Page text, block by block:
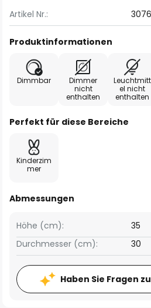
Artikel Nr.:
Produktinformationen
Dimmbar
Dimmer
nicht
enthalten
Leuchtmitt
el nicht
enthalten
Perfekt für diese Bereiche
Kinderzim
mer
Abmessungen
Höhe (cm):
35
Durchmesser (cm):
30
Haben Sie Fragen